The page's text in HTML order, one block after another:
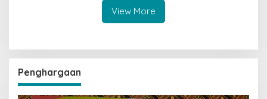
View More
Penghargaan